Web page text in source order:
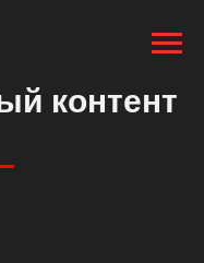
контент